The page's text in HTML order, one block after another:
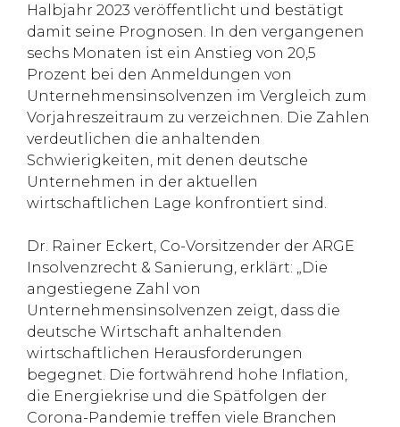
Halbjahr 2023 veröffentlicht und bestätigt
damit seine Prognosen. In den vergangenen
sechs Monaten ist ein Anstieg von 20,5
Prozent bei den Anmeldungen von
Unternehmensinsolvenzen im Vergleich zum
Vorjahreszeitraum zu verzeichnen. Die Zahlen
verdeutlichen die anhaltenden
Schwierigkeiten, mit denen deutsche
Unternehmen in der aktuellen
wirtschaftlichen Lage konfrontiert sind.
Dr. Rainer Eckert, Co-Vorsitzender der ARGE
Insolvenzrecht & Sanierung, erklärt: „Die
angestiegene Zahl von
Unternehmensinsolvenzen zeigt, dass die
deutsche Wirtschaft anhaltenden
wirtschaftlichen Herausforderungen
begegnet. Die fortwährend hohe Inflation,
die Energiekrise und die Spätfolgen der
Corona-Pandemie treffen viele Branchen